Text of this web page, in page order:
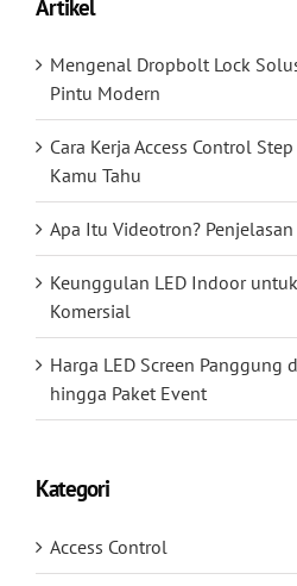
Artikel
Mengenal Dropbolt Lock
Pintu Modern
Cara Kerja Access Control
Kamu Tahu
Apa Itu Videotron?
Keunggulan LED Indoor
Komersial
Harga LED Screen Panggung
hingga Paket Event
Kategori
Access Control